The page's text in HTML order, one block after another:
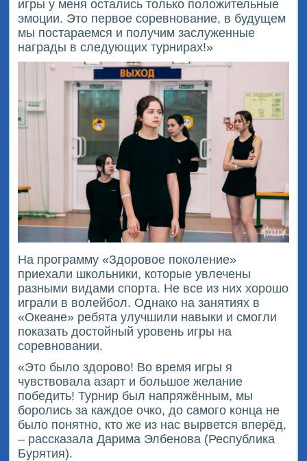
игры у меня остались только положительные
эмоции. Это первое соревнование, в будущем
мы постараемся и получим заслуженные
награды в следующих турнирах!»
На программу «Здоровое поколение»
приехали школьники, которые увлечены
разными видами спорта. Не все из них хорошо
играли в волейбол. Однако на занятиях в
«Океане» ребята улучшили навыки и смогли
показать достойный уровень игры на
соревновании.
«Это было здорово! Во время игры я
чувствовала азарт и большое желание
победить! Турнир был напряжённым, мы
боролись за каждое очко, до самого конца не
было понятно, кто же из нас вырвется вперёд,
– рассказала Дарима Элбенова (Республика
Бурятия).